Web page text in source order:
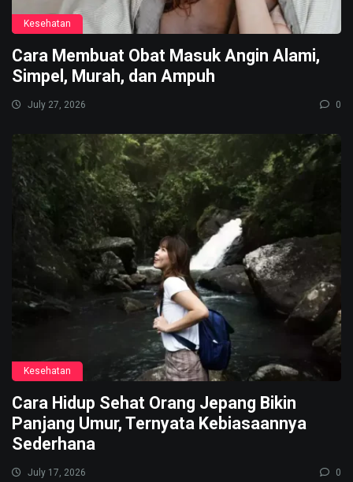
Kesehatan
Cara Membuat Obat Masuk Angin Alami,
Simpel, Murah, dan Ampuh
July 27, 2026 0
Kesehatan
Cara Hidup Sehat Orang Jepang Bikin
Panjang Umur, Ternyata Kebiasaannya
Sederhana
July 17, 2026 0